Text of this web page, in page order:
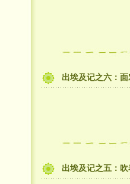
出埃及记之六：
出埃及记之五：